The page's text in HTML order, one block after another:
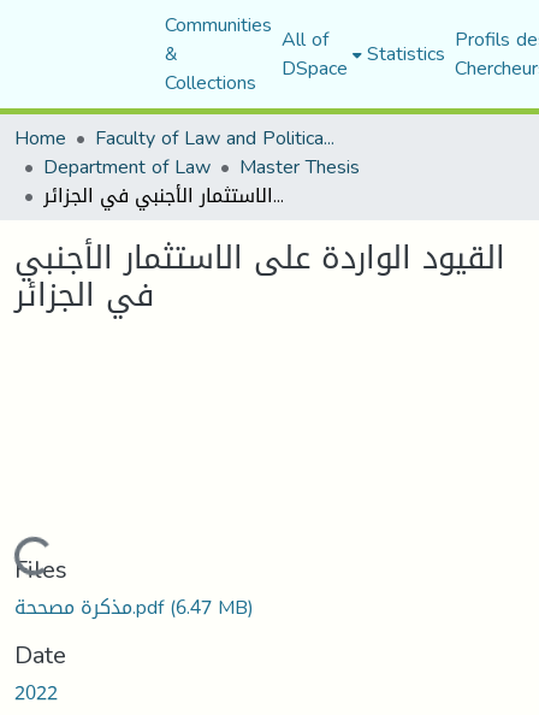
Communities
&
Collections
All of
DSpace Statistics Profils
Home
Faculty of Law and Political Science
Department of Law Master Thesis
القيود الواردة على الاستثمار الأجنبي في الجزائر
القيود الواردة على الاستثمار الأجنبي
في الجزائر
Loading...
Files
مذكرة مصححة.pdf(6.47 MB)
Date
2022